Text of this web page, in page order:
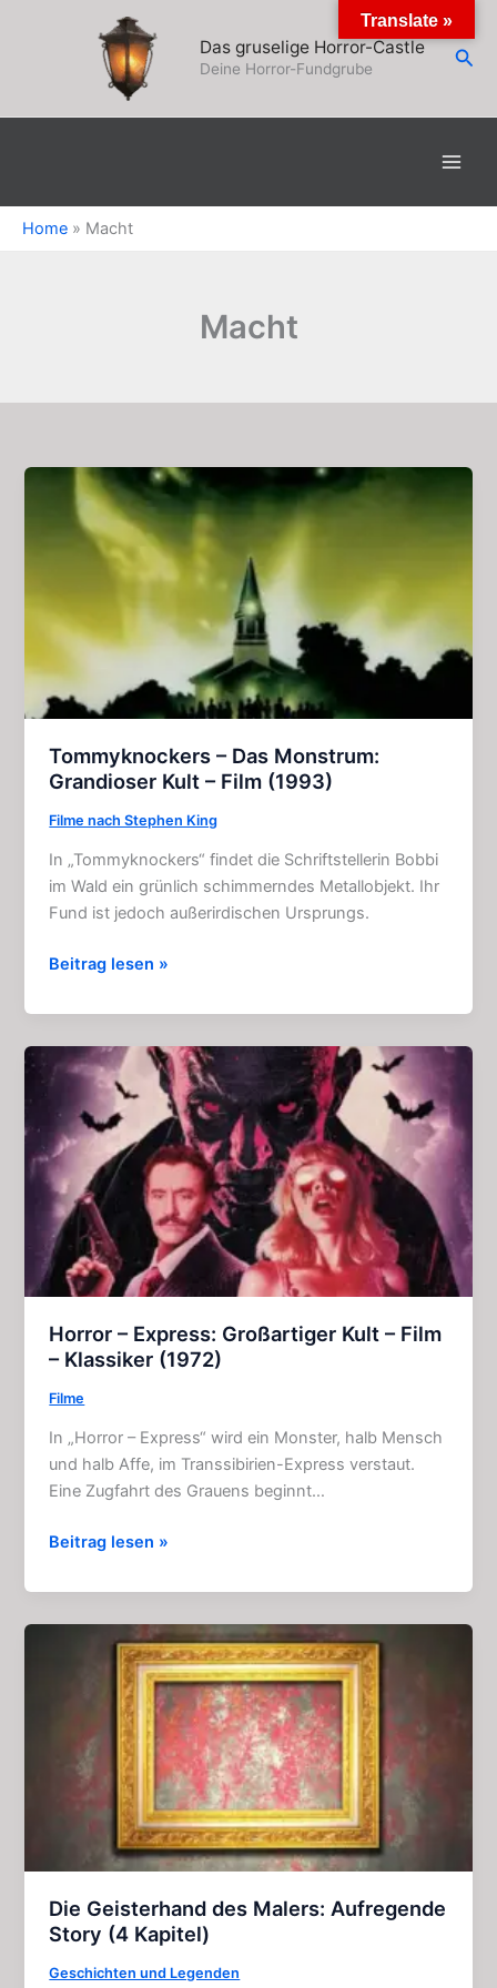
Das gruselige Horror-Castle
Deine Horror-Fundgrube
Home » Macht
Macht
Tommyknockers – Das Monstrum:
Grandioser Kult – Film (1993)
Filme nach Stephen King
In „Tommyknockers“ findet die Schriftstellerin Bobbi
im Wald ein grünlich schimmerndes Metallobjekt. Ihr
Fund ist jedoch außerirdischen Ursprungs.
Tommyknockers
Das
Monstrum:
Grandioser
Film
(1993)
Beitrag lesen »
Horror – Express: Großartiger Kult – Film
– Klassiker (1972)
Filme
In „Horror – Express“ wird ein Monster, halb Mensch
und halb Affe, im Transsibirien-Express verstaut.
Eine Zugfahrt des Grauens beginnt…
Horror
Express:
Großartiger
Klassiker
(1972)
Beitrag lesen »
Die Geisterhand des Malers: Aufregende
Story (4 Kapitel)
Geschichten und Legenden
Translate »